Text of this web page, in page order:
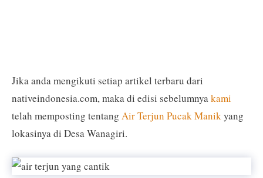
Jika anda mengikuti setiap artikel terbaru dari
nativeindonesia.com, maka di edisi sebelumnyakami
telah memposting tentang Air Terjun Pucak Manikyang
lokasinya di Desa Wanagiri.